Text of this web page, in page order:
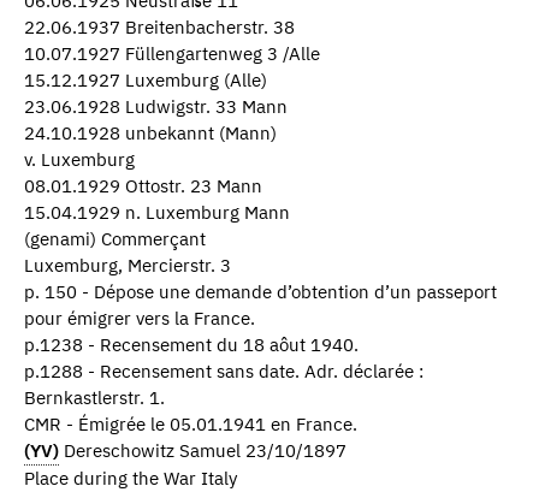
22.06.1937 Breitenbacherstr. 38
10.07.1927 Füllengartenweg 3 /Alle
15.12.1927 Luxemburg (Alle)
23.06.1928 Ludwigstr. 33 Mann
24.10.1928 unbekannt (Mann)
v. Luxemburg
08.01.1929 Ottostr. 23 Mann
15.04.1929 n. Luxemburg Mann
(genami) Commerçant
Luxemburg, Mercierstr. 3
p. 150 - Dépose une demande d’obtention d’un passeport
pour émigrer vers la France.
p.1238 - Recensement du 18 aôut 1940.
p.1288 - Recensement sans date. Adr. déclarée :
Bernkastlerstr. 1.
CMR - Émigrée le 05.01.1941 en France.
(YV) Dereschowitz Samuel 23/10/1897
Place during the War Italy